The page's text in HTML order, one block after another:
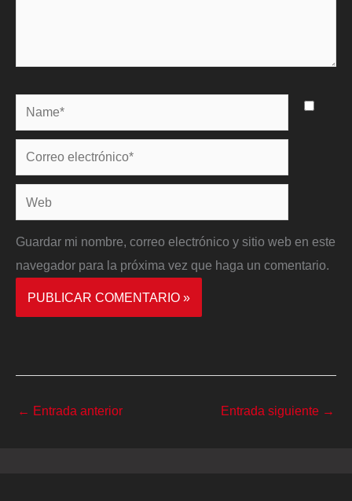
Name*
Correo
electrónico*
Web
Guardar mi nombre, correo electrónico y sitio web en este
navegador para la próxima vez que haga un comentario.
← Entrada anterior Entrada siguiente →